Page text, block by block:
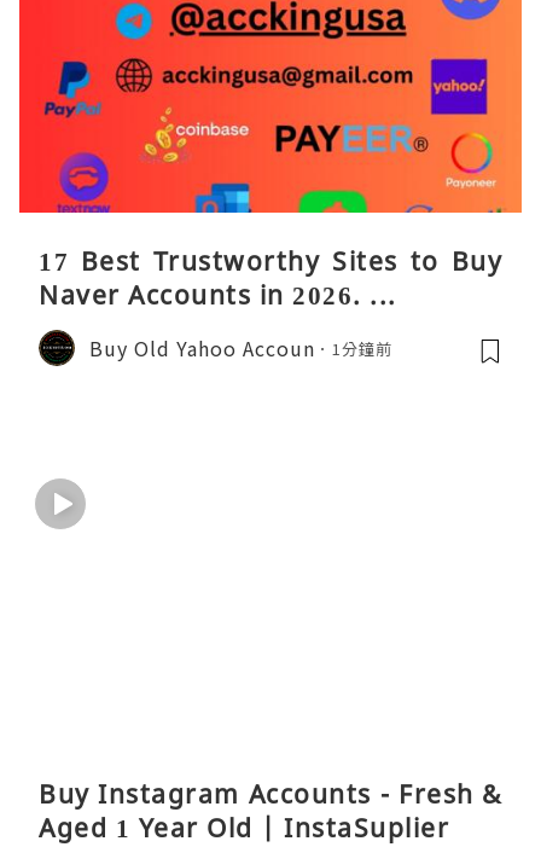
17 Best Trustworthy Sites to Buy
Naver Accounts in 2026. ...
Buy Old Yahoo Accoun 1分鐘前
Buy Instagram Accounts - Fresh &
Aged 1 Year Old | InstaSuplier